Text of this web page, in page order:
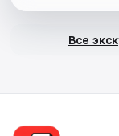
Все